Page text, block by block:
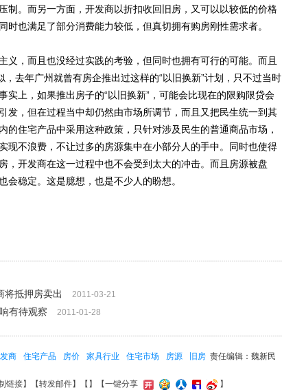
制。而另一方面，开发商以折扣收回旧房，又可以以较低的价格
时也满足了部分消费能力较低，但真切拥有购房刚性需求者。
，而且也没经过实践的考验，但同时也拥有可行的可能。而且
，去年广州就曾有房企推出过这样的“以旧换新”计划，只不过当时
实上，如果推出房子的“以旧换新”，可能会比现在的限购限贷会
发，但在过程当中却仍然由市场所调节，而且又把民生统一到其
的住宅产品中采用这种政策，只针对涉及民生的普通商品市场，
现不浪费，不让过多的房源集中在小部分人的手中。同时也使得
，开发商在这一过程中也不会受到太大的冲击。而且房源被盘
会稳定。这是臆想，也是不少人的盼想。
将抵押房卖出
2011-03-21
有待观察 2011-01-28
责任编辑：魏新民
商 住宅产品 房价 家具行业 住宅市场 房源 旧房
链接】【转发邮件】【 】 【一键分享 】